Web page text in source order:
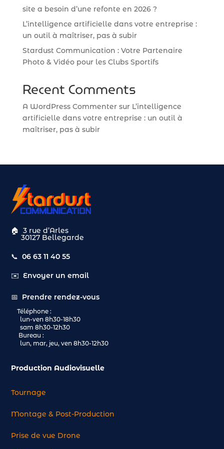
site a besoin d’une refonte en 2026 ?
L’intelligence artificielle dans votre entreprise :
un outil à maîtriser, pas à subir
Stardust Communication : Votre Partenaire
Photo & Vidéo pour les Clubs Sportifs
Recent Comments
A WordPress Commentersur L’intelligence
artificielle dans votre entreprise : un outil à
maîtriser, pas à subir
🏠3 rue d’Arles
30127 Bellegarde
📞06 63 11 40 55
✉️Envoyer un email
📅 Prendre rendez-vous
Téléphone :
lun-ven 8h30-18h30
sam 8h30-12h30
Bureau :
lun, mar, jeu, ven 8h30-12h30
Production Audiovisuelle
Tournage
Montage & Post-Production
Prise de vue Drone
Stardust Communication.
Comment puis-je vous aider ?